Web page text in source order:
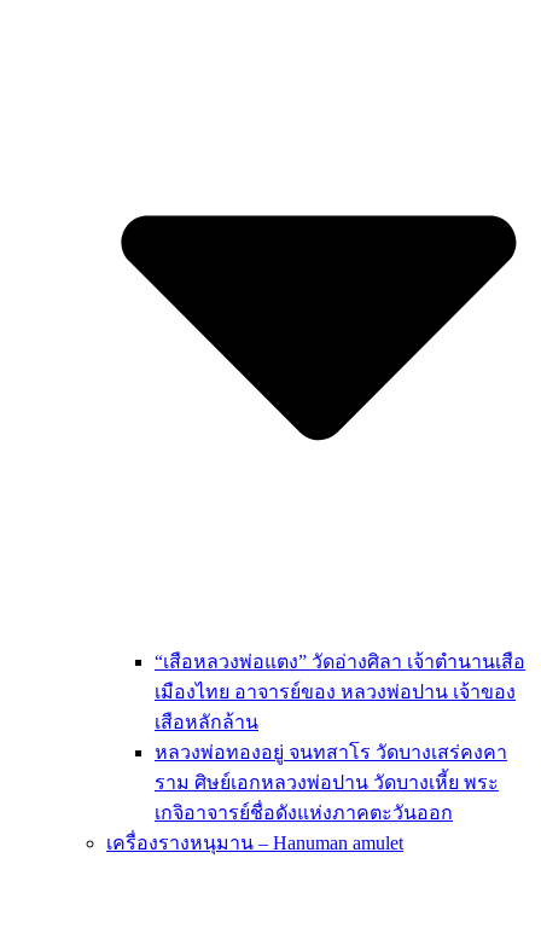
“เสือหลวงพ่อแตง” วัดอ่างศิลา เจ้าตำนานเสือ
เมืองไทย อาจารย์ของ หลวงพ่อปาน เจ้าของ
เสือหลักล้าน
หลวงพ่อทองอยู่ จนทสาโร วัดบางเสร่คงคา
ราม ศิษย์เอกหลวงพ่อปาน วัดบางเหี้ย พระ
เกจิอาจารย์ชื่อดังแห่งภาคตะวันออก
เครื่องรางหนุมาน – Hanuman amulet